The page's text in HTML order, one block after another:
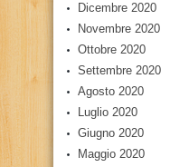
Dicembre 2020
Novembre 2020
Ottobre 2020
Settembre 2020
Agosto 2020
Luglio 2020
Giugno 2020
Maggio 2020